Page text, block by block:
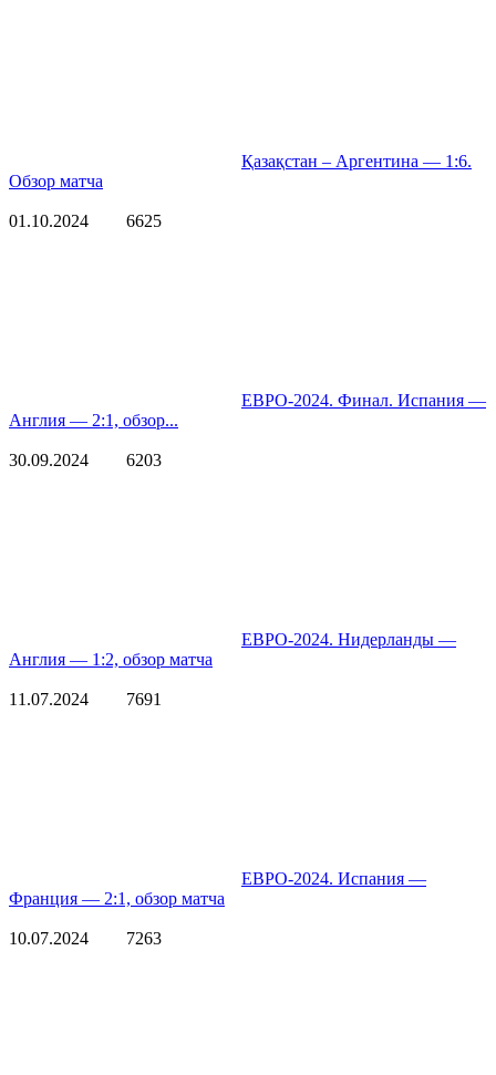
Қазақстан – Аргентина — 1:6.
Обзор матча
01.10.2024 6625
ЕВРО-2024. Финал. Испания —
Англия — 2:1, обзор...
30.09.2024 6203
ЕВРО-2024. Нидерланды —
Англия — 1:2, обзор матча
11.07.2024 7691
ЕВРО-2024. Испания —
Франция — 2:1, обзор матча
10.07.2024 7263